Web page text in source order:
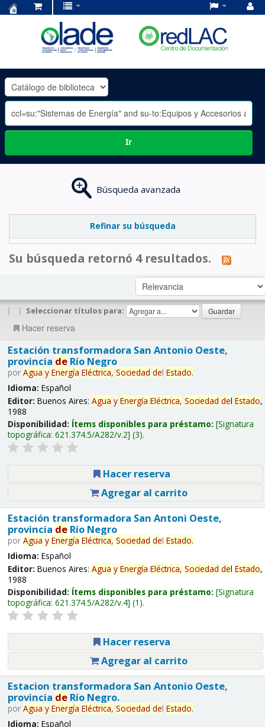
OLADE
-
Ir
Búsqueda avanzada
Refinar su búsqueda
Su búsqueda retornó 4 resultados.
| | Seleccionar títulos para:
Hacer reserva
Estación transformadora San Antonio Oeste,
provincia deRío Negro
por Agua y Energía Eléctrica, Sociedad del Estado.
Idioma: Español
Editor: Buenos Aires: Agua y Energía Eléctrica, Sociedad del Estado,
1988
Disponibilidad: Ítems disponibles para préstamo: Signatura
topográfica: 621.374.5/A282/v.2 (3).
Hacer reserva
Agregar al carrito
Estación transformadora San Antoni Oeste,
provincia deRío Negro
por Agua y Energía Eléctrica, Sociedad del Estado.
Idioma: Español
Editor: Buenos Aires: Agua y Energía Eléctrica, Sociedad del Estado,
1988
Disponibilidad: Ítems disponibles para préstamo: Signatura
topográfica: 621.374.5/A282/v.4 (1).
Hacer reserva
Agregar al carrito
Estacion transformadora San Antonio Oeste,
provincia deRío Negro.
por Agua y Energía Eléctrica, Sociedad del Estado.
Idioma: Español